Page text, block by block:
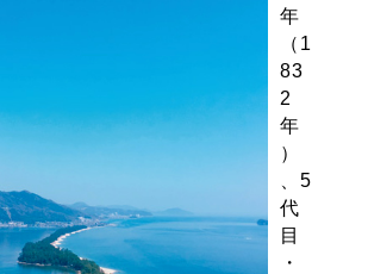
年
（1
83
2
年
）
、5
代
目
・